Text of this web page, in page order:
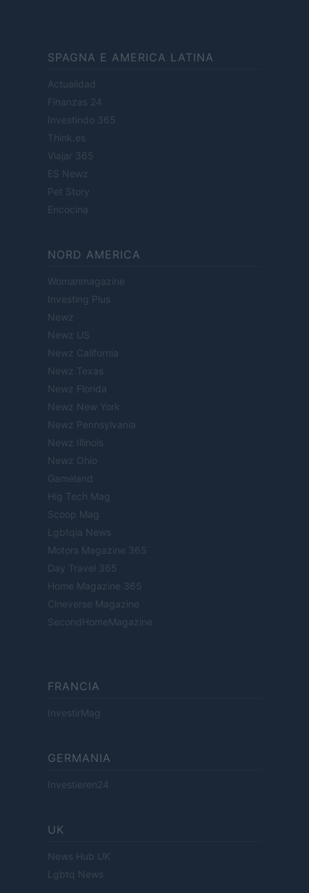
SPAGNA E AMERICA LATINA
Actualidad
Finanzas 24
Investindo 365
Think.es
Viajar 365
ES Newz
Pet Story
Encocina
NORD AMERICA
Womanmagazine
Investing Plus
Newz
Newz US
Newz California
Newz Texas
Newz Florida
Newz New York
Newz Pennsylvania
Newz Illinois
Newz Ohio
Gameland
Hig Tech Mag
Scoop Mag
Lgbtqia News
Motors Magazine 365
Day Travel 365
Home Magazine 365
Cineverse Magazine
SecondHomeMagazine
FRANCIA
InvestirMag
GERMANIA
Investieren24
UK
News Hub UK
Lgbtq News